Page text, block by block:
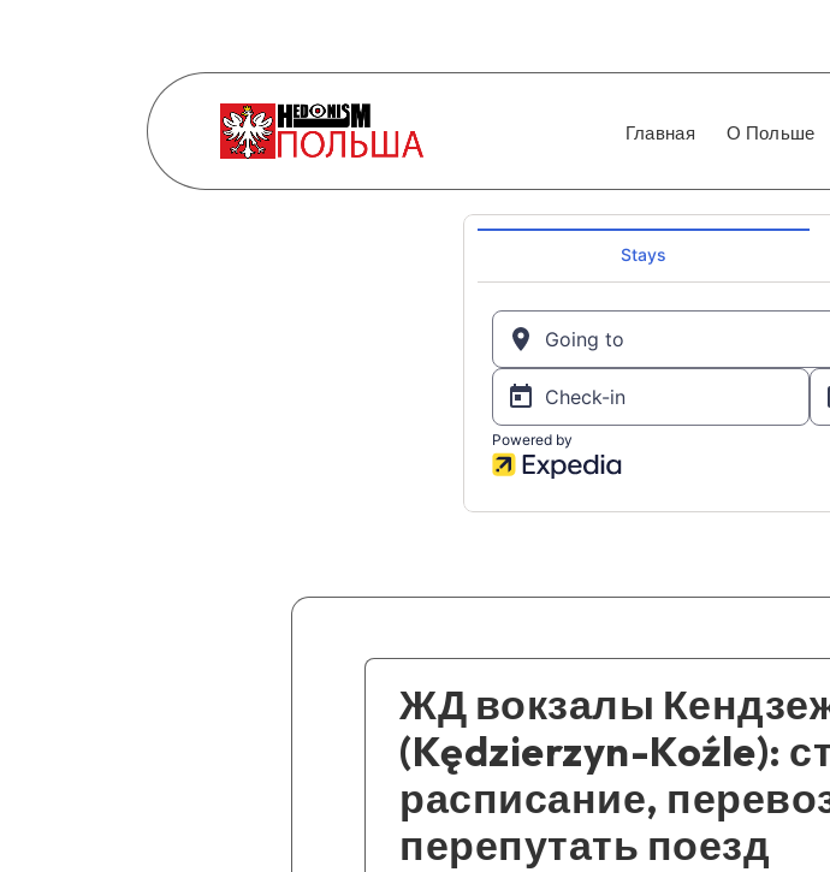
Главная О Польше
ЖД вокзалы
(Kędzierzyn-Koźle):
расписание,
перепутать поезд